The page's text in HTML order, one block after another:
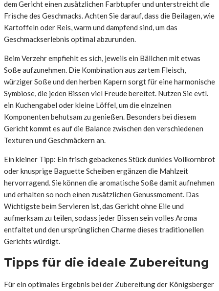
dem Gericht einen zusätzlichen Farbtupfer und unterstreicht die
Frische des Geschmacks. Achten Sie darauf, dass die Beilagen, wie
Kartoffeln oder Reis, warm und dampfend sind, um das
Geschmackserlebnis optimal abzurunden.
Beim Verzehr empfiehlt es sich, jeweils ein Bällchen mit etwas
Soße aufzunehmen. Die Kombination aus zartem Fleisch,
würziger Soße und den herben Kapern sorgt für eine harmonische
Symbiose, die jeden Bissen viel Freude bereitet. Nutzen Sie evtl.
ein Kuchengabel oder kleine Löffel, um die einzelnen
Komponenten behutsam zu genießen. Besonders bei diesem
Gericht kommt es auf die Balance zwischen den verschiedenen
Texturen und Geschmäckern an.
Ein kleiner Tipp: Ein frisch gebackenes Stück dunkles Vollkornbrot
oder knusprige Baguette Scheiben ergänzen die Mahlzeit
hervorragend. Sie können die aromatische Soße damit aufnehmen
und erhalten so noch einen zusätzlichen Genussmoment. Das
Wichtigste beim Servieren ist, das Gericht ohne Eile und
aufmerksam zu teilen, sodass jeder Bissen sein volles Aroma
entfaltet und den ursprünglichen Charme dieses traditionellen
Gerichts würdigt.
Tipps für die ideale Zubereitung
Für ein optimales Ergebnis bei der Zubereitung der Königsberger